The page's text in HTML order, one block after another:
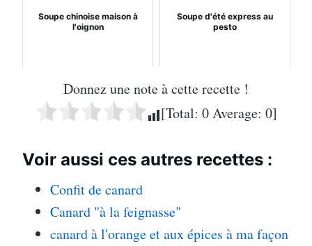
Soupe chinoise maison à
l'oignon
Soupe d'été express au
pesto
Donnez une note à cette recette !
[Total: 0Average: 0]
Voir aussi ces autres recettes :
Confit de canard
Canard "à la feignasse"
canard à l'orange et aux épices à ma façon